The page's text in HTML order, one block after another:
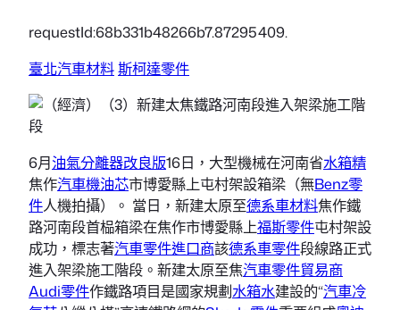
requestId:68b331b48266b7.87295409.
臺北汽車材料斯柯達零件
6月油氣分離器改良版16日，大型機械在河南省水箱精
焦作汽車機油芯市博愛縣上屯村架設箱梁（無Benz零
件人機拍攝）。 當日，新建太原至德系車材料焦作鐵
路河南段首榀箱梁在焦作市博愛縣上福斯零件屯村架設
成功，標志著汽車零件進口商該德系車零件段線路正式
進入架梁施工階段。新建太原至焦汽車零件貿易商
Audi零件作鐵路項目是國家規劃水箱水建設的“汽車冷